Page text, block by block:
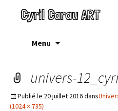
Cyril Carau ART
Menu
univers-
Publié le 20 juillet 2016dans
(1024 × 735)